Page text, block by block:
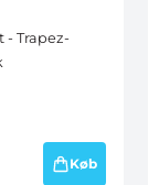
Trapez-
Køb